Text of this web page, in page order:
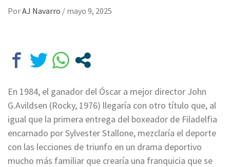
PorAJ Navarro / mayo 9, 2025
En 1984, el ganador del Óscar a mejor director John
G.Avildsen (Rocky, 1976) llegaría con otro título que, al
igual que la primera entrega del boxeador de Filadelfia
encarnado por Sylvester Stallone, mezclaría el deporte
con las lecciones de triunfo en un drama deportivo
mucho más familiar que crearía una franquicia que se